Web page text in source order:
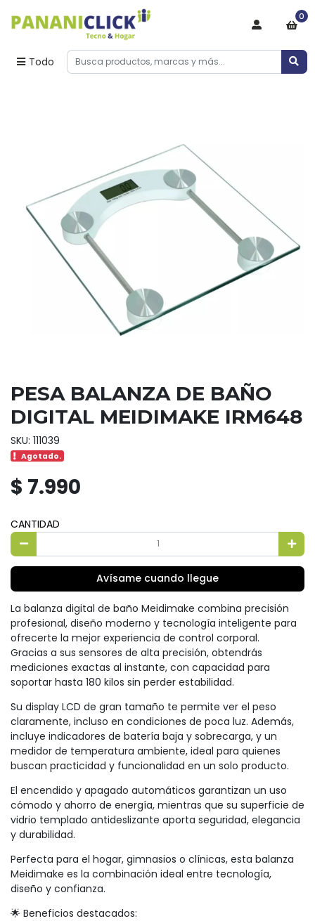
Todo
0
PESA BALANZA DE BAÑO
DIGITAL MEIDIMAKE IRM648
SKU: 111039
Agotado.
$ 7.990
CANTIDAD
Avísame cuando llegue
La balanza digital de baño Meidimake combina precisión
profesional, diseño moderno y tecnología inteligente para
ofrecerte la mejor experiencia de control corporal.
Gracias a sus sensores de alta precisión, obtendrás
mediciones exactas al instante, con capacidad para
soportar hasta 180 kilos sin perder estabilidad.
Su display LCD de gran tamaño te permite ver el peso
claramente, incluso en condiciones de poca luz. Además,
incluye indicadores de batería baja y sobrecarga, y un
medidor de temperatura ambiente, ideal para quienes
buscan practicidad y funcionalidad en un solo producto.
El encendido y apagado automáticos garantizan un uso
cómodo y ahorro de energía, mientras que su superficie de
vidrio templado antideslizante aporta seguridad, elegancia
y durabilidad.
Perfecta para el hogar, gimnasios o clínicas, esta balanza
Meidimake es la combinación ideal entre tecnología,
diseño y confianza.
🌟 Beneficios destacados: